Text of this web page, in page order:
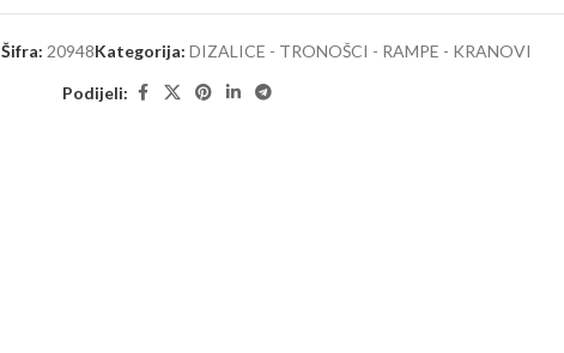
Šifra: 20948Kategorija: DIZALICE - TRONOŠCI - RAMPE - KRANOVI
Podijeli: